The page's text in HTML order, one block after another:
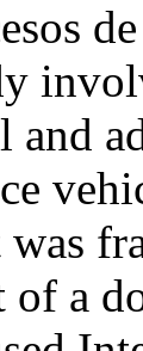
and
was
of a